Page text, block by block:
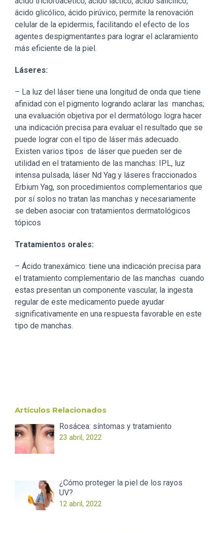
ácido glicólico, ácido pirúvico, permite la renovación
celular de la epidermis, facilitando el efecto de los
agentes despigmentantes para lograr el aclaramiento
más eficiente de la piel.
Láseres:
– La luz del láser tiene una longitud de onda que tiene
afinidad con el pigmento logrando aclarar las manchas;
una evaluación objetiva por el dermatólogo logra hacer
una indicación precisa para evaluar el resultado que se
puede lograr con el tipo de láser más adecuado.
Existen varios tipos de láser que pueden ser de
utilidad en el tratamiento de las manchas: IPL, luz
intensa pulsada, láser Nd Yag y láseres fraccionados
Erbium Yag, son procedimientos complementarios que
por sí solos no tratan las manchas y necesariamente
se deben asociar con tratamientos dermatológicos
tópicos
Tratamientos orales:
– Ácido tranexámico: tiene una indicación precisa para
el tratamiento complementario de las manchas cuando
estas presentan un componente vascular, la ingesta
regular de este medicamento puede ayudar
significativamente en una respuesta favorable en este
tipo de manchas.
Artículos Relacionados
Rosácea: síntomas y tratamiento
23 abril, 2022
¿Cómo proteger la piel de los rayos
UV?
12 abril, 2022